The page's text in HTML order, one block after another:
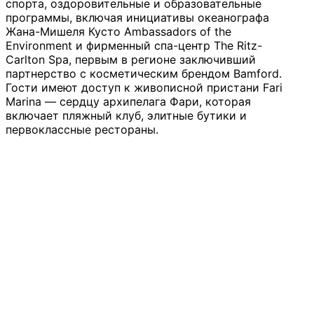
спорта, оздоровительные и образовательные
программы, включая инициативы океанографа
Жана-Мишеля Кусто Ambassadors of the
Environment и фирменный спа-центр The Ritz-
Carlton Spa, первым в регионе заключивший
партнерство с косметическим брендом Bamford.
Гости имеют доступ к живописной пристани Fari
Marina — сердцу архипелага Фари, которая
включает пляжный клуб, элитные бутики и
первоклассные рестораны.